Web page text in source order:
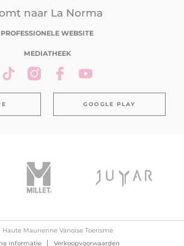
naar La Norma
PROFESSIONELE WEBSITE
MEDIATHEEK
GOOGLE PLAY
Haute Maurienne Vanoise Toerisme
informatie
Verkoopvoorwaarden